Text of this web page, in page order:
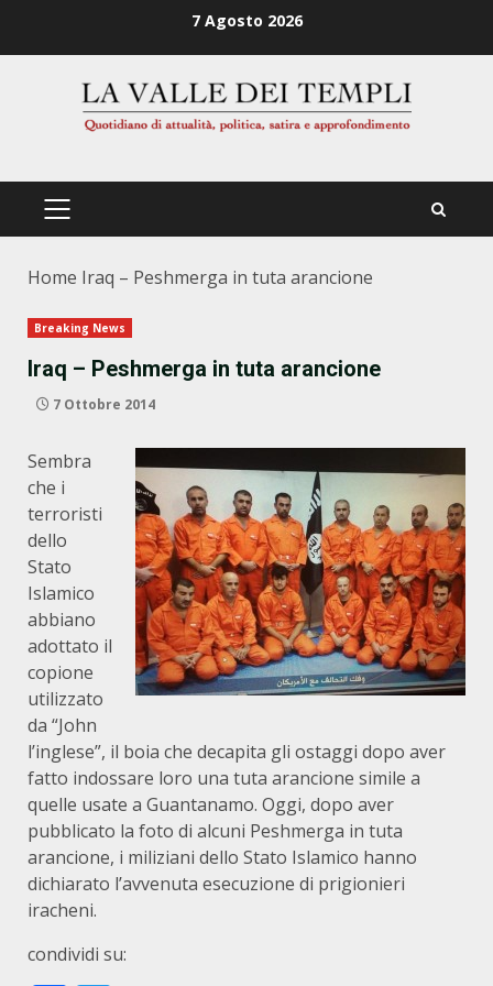
7 Agosto 2026
PRIMÄRES
Home Iraq – Peshmerga in tuta arancione
Breaking News
Iraq – Peshmerga in tuta arancione
7 Ottobre 2014
Sembra
che i
terroristi
dello
Stato
Islamico
abbiano
adottato il
copione
utilizzato
da “John
l’inglese”, il boia che decapita gli ostaggi dopo aver
fatto indossare loro una tuta arancione simile a
quelle usate a Guantanamo. Oggi, dopo aver
pubblicato la foto di alcuni Peshmerga in tuta
arancione, i miliziani dello Stato Islamico hanno
dichiarato l’avvenuta esecuzione di prigionieri
iracheni.
condividi su: